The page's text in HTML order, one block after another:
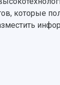
которые